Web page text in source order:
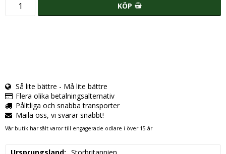
KÖP
Så lite bättre - Må lite bättre
Flera olika betalningsalternativ
Pålitliga och snabba transporter
Maila oss, vi svarar snabbt!
Vår butik har sålt varor till engagerade odlare i över 15 år